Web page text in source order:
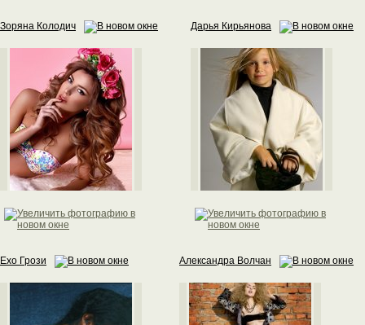
Зоряна Колодич Дарья Кирьянова
Ехо Грози Александра Волчан